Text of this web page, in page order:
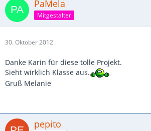
PaMela
Mitgestalter
30. Oktober 2012
Danke Karin für diese tolle Projekt.
Sieht wirklich Klasse aus.
Gruß Melanie
pepito